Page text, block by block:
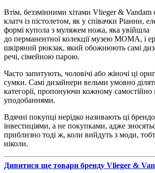
Втім, беззмінними хітами Vlieger & Vandam
клатч із пістолетом, як у співачки Ріанни,
формі купола з муляжем ножа, яка увійшла
до перманентної колекції музею МОМА, і
шкіряний рюкзак, який обожнюють самі
речі, сімейною парою.
Часто запитують, чоловічі або жіночі ці
сумки. Самі дизайнери вельми умовно
категорії, пропонуючи кожному самостійно
уподобаннями.
Вдячні покупці нерідко називають ці
інвестиціями, а не покупками, адже
приблизно тоді ж, коли вийдуть з моди,
ніколи.
Дивитися ще товари бренду Vlieger &